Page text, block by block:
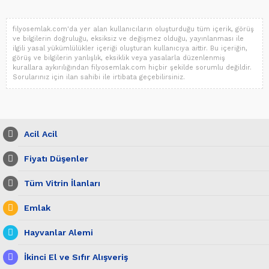
filyosemlak.com'da yer alan kullanıcıların oluşturduğu tüm içerik, görüş
ve bilgilerin doğruluğu, eksiksiz ve değişmez olduğu, yayınlanması ile
ilgili yasal yükümlülükler içeriği oluşturan kullanıcıya aittir. Bu içeriğin,
görüş ve bilgilerin yanlışlık, eksiklik veya yasalarla düzenlenmiş
kurallara aykırılığından filyosemlak.com hiçbir şekilde sorumlu değildir.
Sorularınız için ilan sahibi ile irtibata geçebilirsiniz.
Acil Acil
Fiyatı Düşenler
Tüm Vitrin İlanları
Emlak
Hayvanlar Alemi
İkinci El ve Sıfır Alışveriş